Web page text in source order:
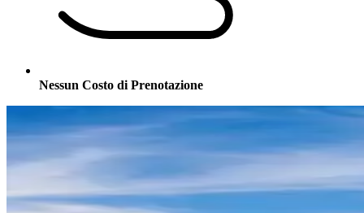
Nessun Costo di Prenotazione